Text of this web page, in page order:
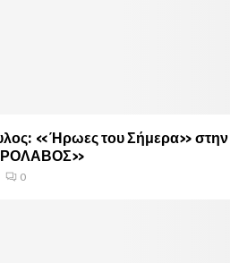
«Ήρωες του Σήμερα» στην
0